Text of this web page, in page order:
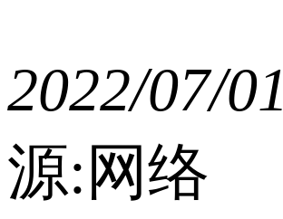
2022/07/01
源:网络